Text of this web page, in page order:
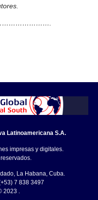
Latinoamericana S.A.
impresas y digitales.
La Habana, Cuba.
7 838 3497
2023 .